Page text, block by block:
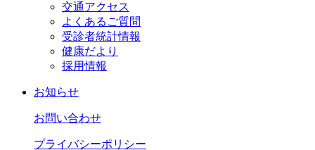
交通アクセス
よくあるご質問
受診者統計情報
健康だより
採用情報
お知らせ
お問い合わせ
プライバシーポリシー